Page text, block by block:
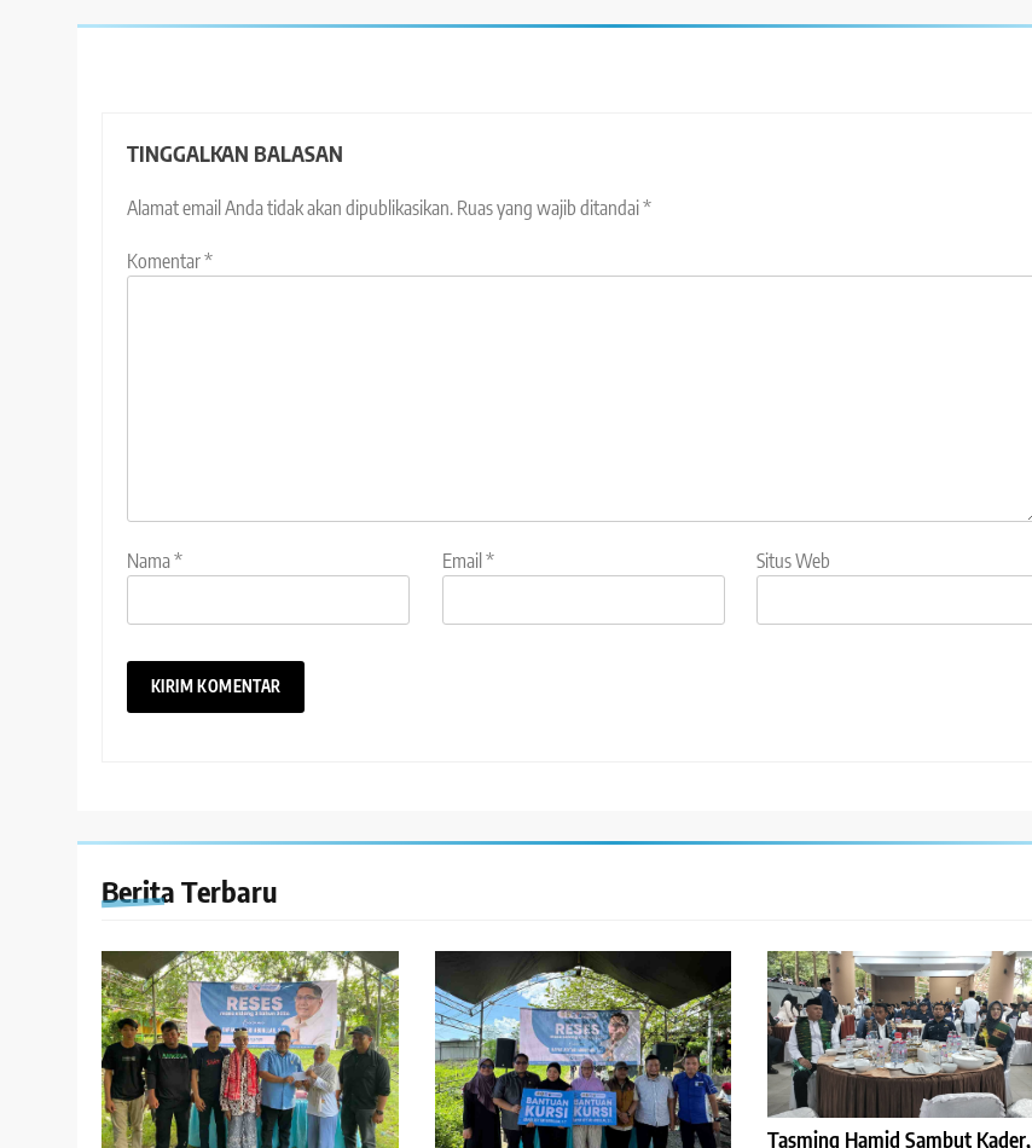
TINGGALKAN BALASAN
Alamat email Anda tidak akan dipublikasikan. Ruas yang wajib ditandai*
Komentar*
Nama* Email * Situs Web
Berita Terbaru
Tasming Hamid Sambut Kader,